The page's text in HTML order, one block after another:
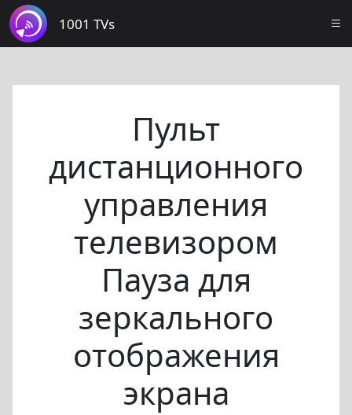
1001 TVs
Пульт
дистанционного
управления
телевизором
Пауза для
зеркального
отображения
экрана